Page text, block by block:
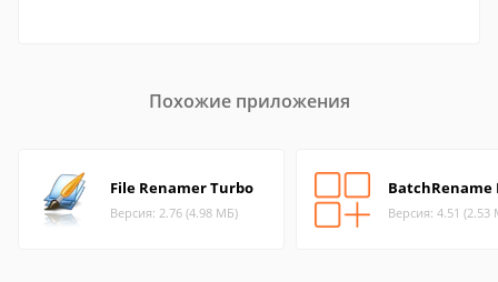
Похожие приложения
File Renamer Turbo
Версия: 2.76 (4.98 МБ)
BatchRename
Версия: 4.51 (2.53